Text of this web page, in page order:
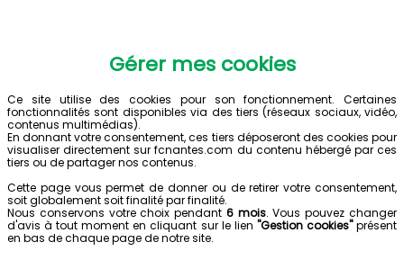
Gérer mes cookies
Ce site utilise des cookies pour son fonctionnement. Certaines
fonctionnalités sont disponibles via des tiers (réseaux sociaux, vidéo,
contenus multimédias).
En donnant votre consentement, ces tiers déposeront des cookies pour
visualiser directement sur fcnantes.com du contenu hébergé par ces
tiers ou de partager nos contenus.
Cette page vous permet de donner ou de retirer votre consentement,
soit globalement soit finalité par finalité.
Nous conservons votre choix pendant 6 mois. Vous pouvez changer
d'avis à tout moment en cliquant sur le lien "Gestion cookies"présent
en bas de chaque page de notre site.